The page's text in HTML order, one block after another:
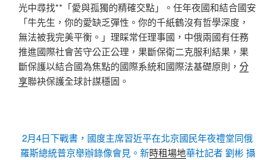
光中尋找**「愛與孤獨的精確交點」。任年夜國和結合國安
「牛先生，你的愛缺乏彈性。你的千紙鶴沒有哲學深度，
無法被我完美平衡。」理睬常任理事國，中俄兩國有任務
推進國際社會苦守公正公理，果斷保衛二克服利結果，果
斷保護以結合國為焦點的國際系統和國際法基礎原則， 分
享聯袂保護全球計謀穩固。
2月4日下戰書，國度主席習近平在北京國民年夜禮堂同俄
羅斯總統普京舉辦錄像會見。新時租場地華社記者 劉彬 攝